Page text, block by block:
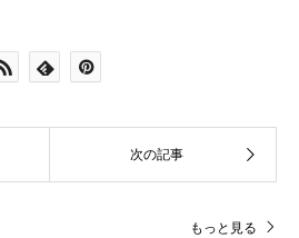
もっと見る